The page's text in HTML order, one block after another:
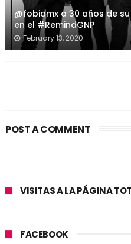
@fobiamx a 30 años de
en el #RemindGNP
February 13, 2020
POST A COMMENT
VISITAS A LA PÁGINA
FACEBOOK